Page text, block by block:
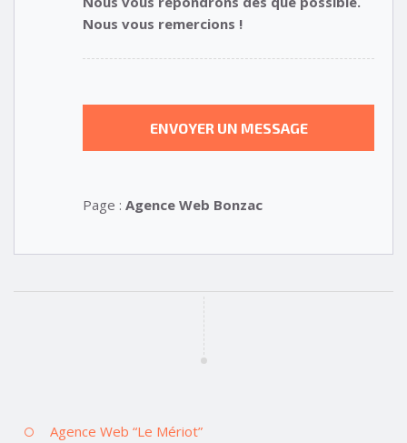
Nous vous remercions !
Page : Agence Web Bonzac
Agence Web “Le Mériot”